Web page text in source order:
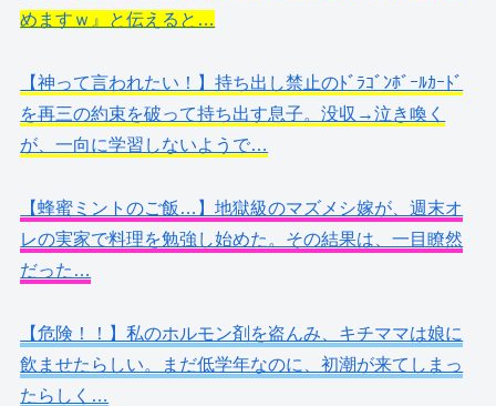
めますｗ』と伝えると…
【神って言われたい！】持ち出し禁止のﾄﾞﾗｺﾞﾝﾎﾞｰﾙｶｰﾄﾞ
を再三の約束を破って持ち出す息子。没収→泣き喚く
が、一向に学習しないようで…
【蜂蜜ミントのご飯…】地獄級のマズメシ嫁が、週末オ
レの実家で料理を勉強し始めた。その結果は、一目瞭然
だった…
【危険！！】私のホルモン剤を盗んみ、キチママは娘に
飲ませたらしい。まだ低学年なのに、初潮が来てしまっ
たらしく…